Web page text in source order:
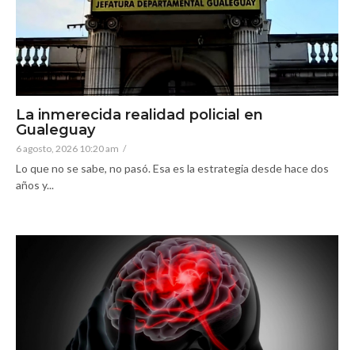
La inmerecida realidad policial en
Gualeguay
6 agosto, 2026 10:20 am /
Lo que no se sabe, no pasó. Esa es la estrategia desde hace dos
años y...